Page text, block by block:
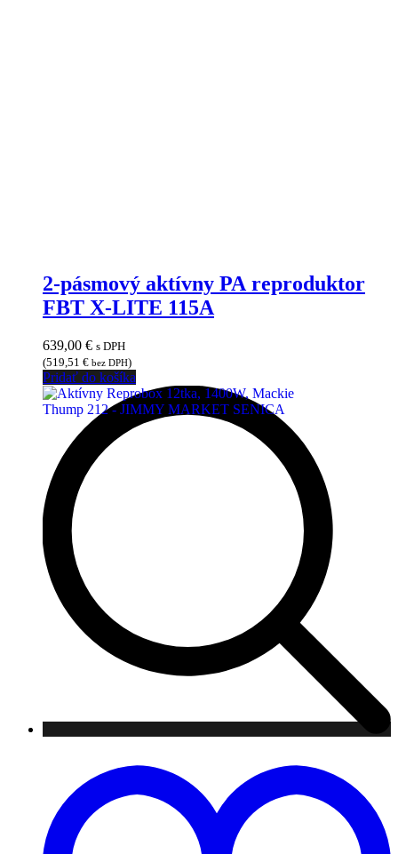
2-pásmový aktívny PA reproduktor
FBT X-LITE 115A
639,00 € s DPH
(519,51 € bez DPH)
Pridať do košíka